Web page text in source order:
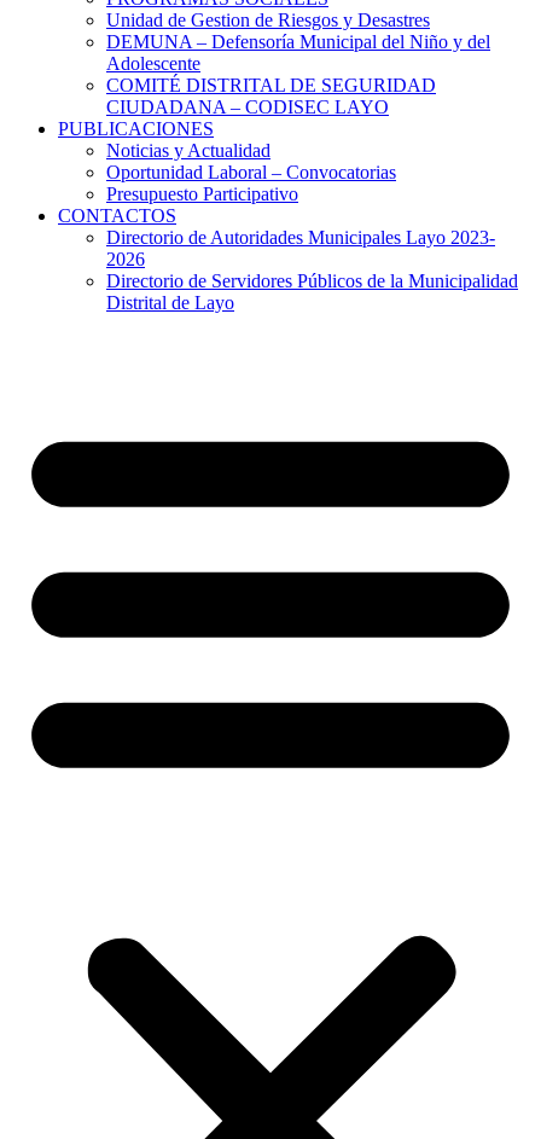
Unidad de Gestion de Riesgos y Desastres
DEMUNA – Defensoría Municipal del Niño y del
Adolescente
COMITÉ DISTRITAL DE SEGURIDAD
CIUDADANA – CODISEC LAYO
PUBLICACIONES
Noticias y Actualidad
Oportunidad Laboral – Convocatorias
Presupuesto Participativo
CONTACTOS
Directorio de Autoridades Municipales Layo 2023-
2026
Directorio de Servidores Públicos de la Municipalidad
Distrital de Layo